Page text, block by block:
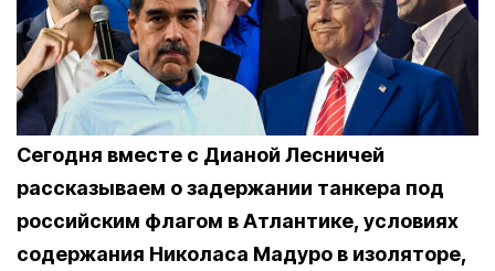
Сегодня вместе с Дианой Лесничей
рассказываем о задержании танкера под
российским флагом в Атлантике, условиях
содержания Николаса Мадуро в изоляторе,